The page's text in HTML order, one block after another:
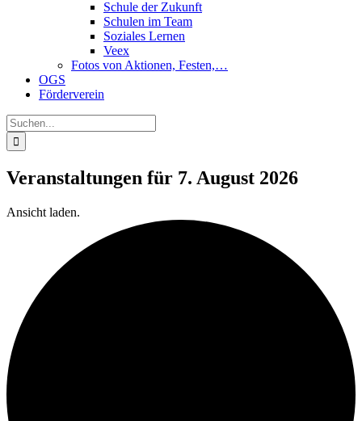
Schule der Zukunft
Schulen im Team
Soziales Lernen
Veex
Fotos von Aktionen, Festen,…
OGS
Förderverein
Suche
nach:
Veranstaltungen für 7. August 2026
Ansicht laden.